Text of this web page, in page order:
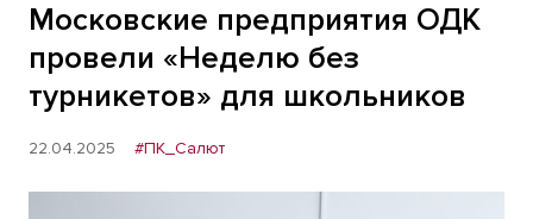
Московские предприятия ОДК
провели «Неделю без
турникетов» для школьников
22.04.2025 #ПК_Салют